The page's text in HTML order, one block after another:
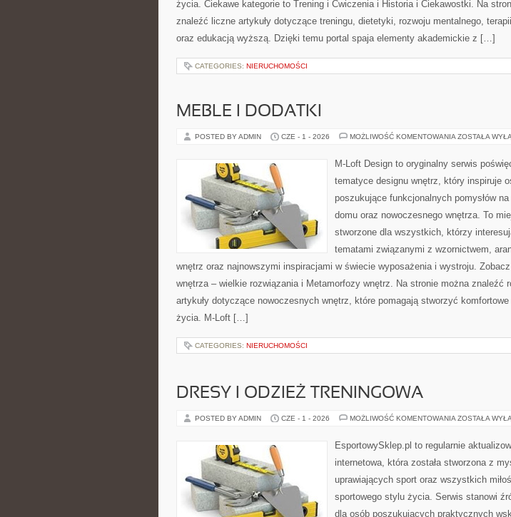
życia. Ciekawe kategorie to Trening i Ćwiczenia i Historia i Ciekawostki. Na
znaleźć liczne artykuły dotyczące treningu, dietetyki, rozwoju mentalnego,
oraz edukacją wyższą. Dzięki temu portal spaja elementy akademickie z […]
CATEGORIES: NIERUCHOMOŚCI
MEBLE I DODATKI
POSTED BY ADMIN CZE - 1 - 2026 MOŻLIWOŚĆ KOMENTOWANIA MEBLE
ZOSTAŁA
M-Loft Design to oryginalny serwis
tematyce designu wnętrz, który inspiruje
poszukujące funkcjonalnych pomysłów
domu oraz nowoczesnego wnętrza. To
stworzone dla wszystkich, którzy
tematami związanymi z wzornictwem,
wnętrz oraz najnowszymi inspiracjami w świecie wyposażenia i wystroju. Zobacz
wnętrza – wielkie rozwiązania i Metamorfozy wnętrz. Na stronie można znaleźć
artykuły dotyczące nowoczesnych wnętrz, które pomagają stworzyć
życia. M-Loft […]
CATEGORIES: NIERUCHOMOŚCI
DRESY I ODZIEŻ TRENINGOWA
POSTED BY ADMIN CZE - 1 - 2026 MOŻLIWOŚĆ KOMENTOWANIA DRESY
TRENINGOWA
ZOSTAŁA
EsportowySklep.pl to regularnie
internetowa, która została stworzona z
uprawiających sport oraz wszystkich
sportowego stylu życia. Serwis stanowi
dla osób poszukujących praktycznych